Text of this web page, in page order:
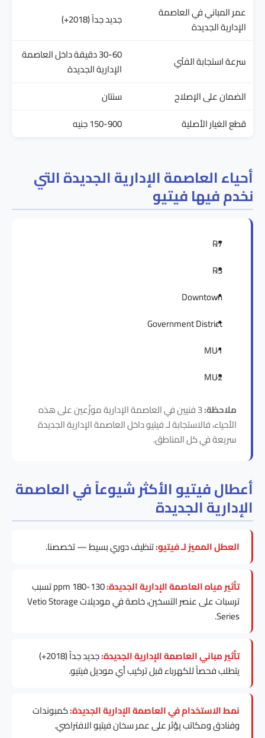
عمر المباني في العاصمة
الإدارية الجديدة
جديد جداً (2018+)
سرعة استجابة الفنّي
30-60 دقيقة داخل العاصمة
الإدارية الجديدة
الضمان على الإصلاح
سنتان
قطع الغيار الأصلية
150-900 جنيه
أحياء العاصمة الإدارية الجديدة التي
نخدم فيها فيتيو
R7
R3
Downtown
Government District
MU1
MU2
ملاحظة: 3 فنيين في العاصمة الإدارية موزّعين على هذه
الأحياء، فالاستجابة لـ فيتيو داخل العاصمة الإدارية الجديدة
سريعة في كل المناطق.
أعطال فيتيو الأكثر شيوعاً في العاصمة
الإدارية الجديدة
العطل المميز لـ فيتيو:تنظيف دوري بسيط — تخصصنا.
تأثير مياه العاصمة الإدارية الجديدة:
130-180 ppm تسبب
ترسبات على عنصر التسخين، خاصة في موديلات Vetio Storage
Series.
تأثير مباني العاصمة الإدارية الجديدة:
جديد جداً (2018+)
يتطلب فحصاً للكهرباء قبل تركيب أي موديل فيتيو.
نمط الاستخدام في العاصمة الإدارية الجديدة:كمبوندات
وفنادق ومكاتب يؤثر على عمر سخان فيتيو الافتراضي.